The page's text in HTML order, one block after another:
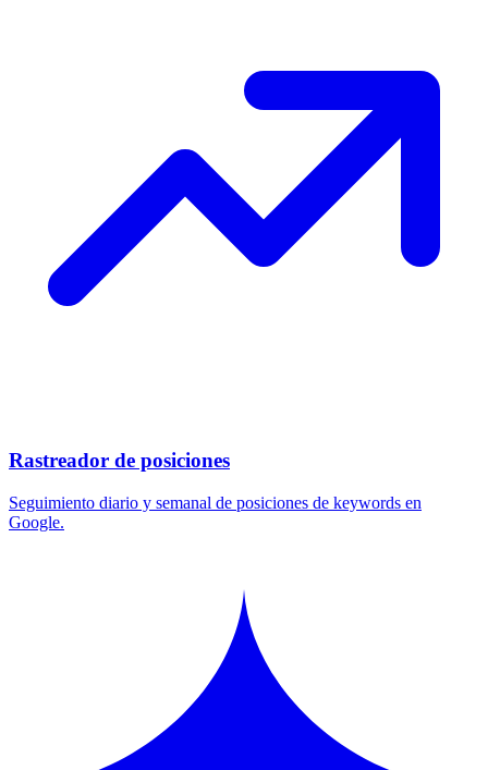
Rastreador de posiciones
Seguimiento diario y semanal de posiciones de keywords en
Google.